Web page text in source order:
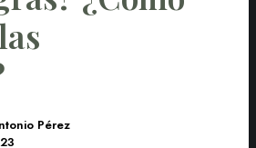
Pérez